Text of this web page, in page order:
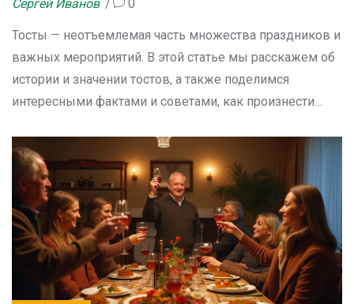
Сергей Иванов 0
Тосты — неотъемлемая часть множества праздников и
важных мероприятий. В этой статье мы расскажем об
истории и значении тостов, а также поделимся
интересными фактами и советами, как произнести
уместны для различных событий и какой тост
поднимают за разные поводы. Читайте дальше и
становитесь мастером застольного слова.